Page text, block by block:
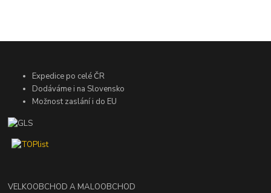
Expedice po celé ČR
Dodáváme i na Slovensko
Možnost zaslání i do EU
VELKOOBCHOD A MALOOBCHOD